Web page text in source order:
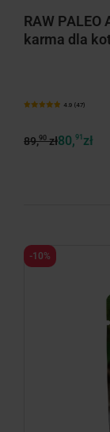
RAW PALEO
karma dla
4.9 (47)
89,90zł80,91 zł
-10%